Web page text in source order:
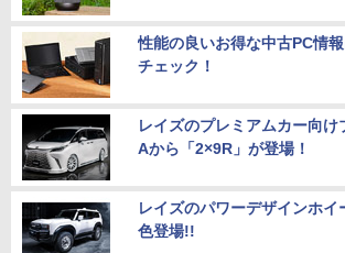
性能の良いお得な中古PC情
チェック！
レイズのプレミアムカー向け
Aから「2×9R」が登場！
レイズのパワーデザインホイ
色登場!!